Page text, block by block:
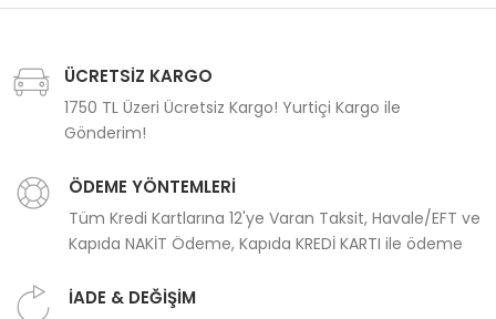
ÜCRETSİZ KARGO
1750 TL Üzeri Ücretsiz Kargo! Yurtiçi Kargo ile
Gönderim!
ÖDEME YÖNTEMLERİ
Tüm Kredi Kartlarına 12'ye Varan Taksit, Havale/EFT ve
Kapıda NAKİT Ödeme, Kapıda KREDİ KARTI ile ödeme
İADE & DEĞİŞİM